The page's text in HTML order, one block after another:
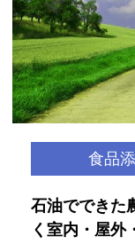
食品
石油でできた
く室内・屋外